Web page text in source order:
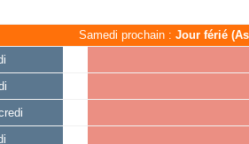
Samedi prochain : Jour férié